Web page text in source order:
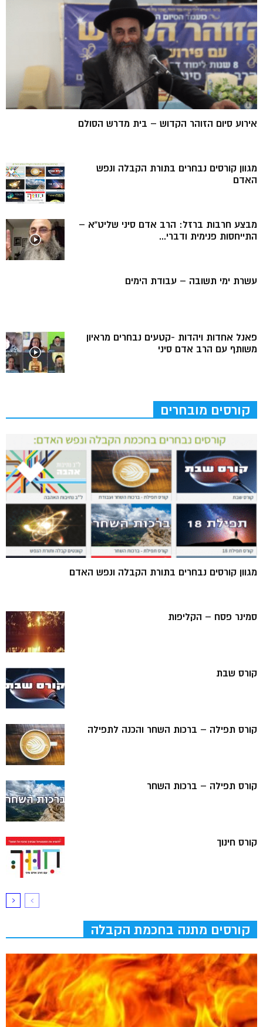
אירוע סיום הזוהר הקדוש – בית מדרש הסולם
מגוון קורסים נבחרים בתורת הקבלה ונפש
האדם
מבצע חרבות ברזל: הרב אדם סיני שליט”א –
התייחסות פנימית ודברי...
עשרת ימי תשובה – עבודת הימים
פאנל אחדות ויהדות -קטעים נבחרים מראיון
משותף עם הרב אדם סיני
קורסים מובחרים
מגוון קורסים נבחרים בתורת הקבלה ונפש האדם
סמינר פסח – הקליפות
קורס שבת
קורס תפילה – ברכות השחר והכנה לתפילה
קורס תפילה – ברכות השחר
קורס חינוך
קורסים מתנה בחכמת הקבלה